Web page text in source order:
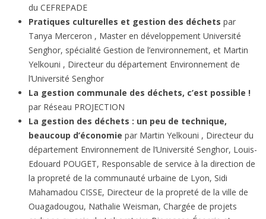
du CEFREPADE
Pratiques culturelles et gestion des déchets par
Tanya Merceron , Master en développement Université
Senghor, spécialité Gestion de l’environnement, et Martin
Yelkouni , Directeur du département Environnement de
l’Université Senghor
La gestion communale des déchets, c’est possible !
par Réseau PROJECTION
La gestion des déchets : un peu de technique,
beaucoup d’économie par Martin Yelkouni , Directeur du
département Environnement de l’Université Senghor, Louis-
Edouard POUGET, Responsable de service à la direction de
la propreté de la communauté urbaine de Lyon, Sidi
Mahamadou CISSE, Directeur de la propreté de la ville de
Ouagadougou, Nathalie Weisman, Chargée de projets